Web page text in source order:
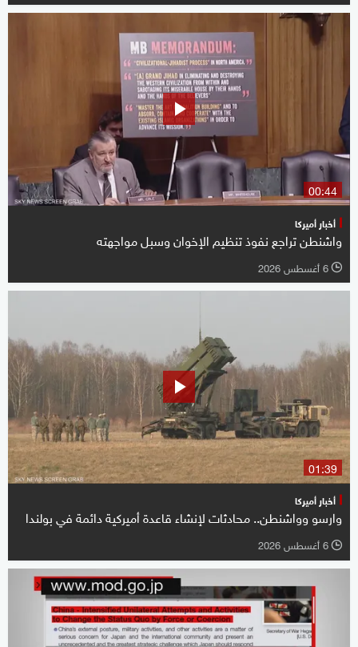
00:44
أخبار أميركا
واشنطن تراجع نفوذ تنظيم الإخوان وسبل مواجهته
l 6 أغسطس 2026
01:39
أخبار أميركا
وارسو وواشنطن.. محادثات لإنشاء قاعدة أميركية دائمة في بولندا
l 6 أغسطس 2026